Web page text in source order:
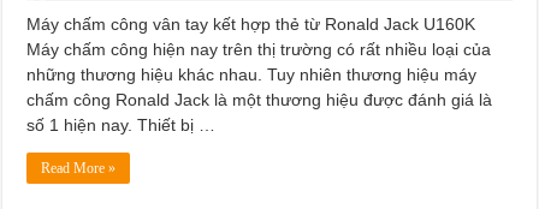
Máy chấm công vân tay kết hợp thẻ từ Ronald Jack U160K
Máy chấm công hiện nay trên thị trường có rất nhiều loại của
những thương hiệu khác nhau. Tuy nhiên thương hiệu máy
chấm công Ronald Jack là một thương hiệu được đánh giá là
số 1 hiện nay. Thiết bị …
Read More »